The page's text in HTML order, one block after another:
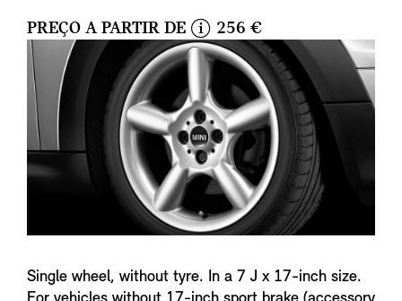
PREÇO A PARTIR DE
i
f
o
256 €
Single wheel, without tyre. In a 7 J x 17-inch size.